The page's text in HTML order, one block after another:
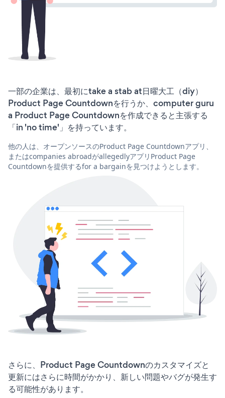
一部の企業は、最初にtake a stab at日曜大工（diy）
Product Page Countdownを行うか、computer guru
a Product Page Countdownを作成できると主張する
「in 'no time'」を持っています。
他の人は、オープンソースのProduct Page Countdownアプリ、
またはcompanies abroadがallegedlyアプリProduct Page
Countdownを提供するfor a bargainを見つけようとします。
さらに、Product Page Countdownのカスタマイズと
更新にはさらに時間がかかり、新しい問題やバグが発生す
る可能性があります。